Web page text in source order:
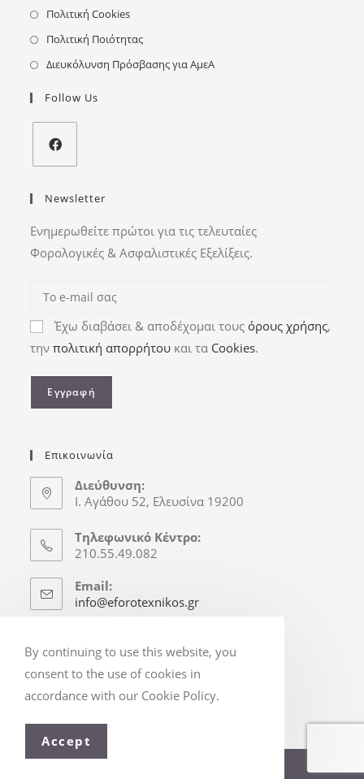
Πολιτική Cookies
Πολιτική Ποιότητας
Διευκόλυνση Πρόσβασης για ΑμεΑ
Follow Us
Newsletter
Ενημερωθείτε πρώτοι για τις τελευταίες
Φορολογικές & Ασφαλιστικές Εξελίξεις.
Έχω διαβάσει & αποδέχομαι τους όρους χρήσης,
τηνπολιτική απορρήτου και τα Cookies.
Επικοινωνία
Διεύθυνση:
Ι. Αγάθου 52, Ελευσίνα 19200
Τηλεφωνικό Κέντρο:
210.55.49.082
Email:
info@eforotexnikos.gr
Δευτ.-Παρ.: 8:30-16:30
(Απόγ. & Σ/Κ κατόπιν Ραντεβού)
By continuing to use this website, you
consent to the use of cookies in
accordance with our Cookie Policy.
Accept